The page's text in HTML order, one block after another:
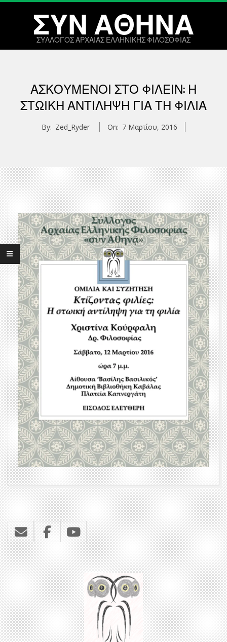
ΣΥΝ ΑΘΗΝΑ
ΣΥΛΛΟΓΟΣ ΑΡΧΑΙΑΣ ΕΛΛΗΝΙΚΗΣ ΦΙΛΟΣΟΦΙΑΣ
ΑΣΚΟΎΜΕΝΟΙ ΣΤΟ ΦΙΛΕΙ͂Ν: Η
ΣΤΩΙΚΉ ΑΝΤΊΛΗΨΗ ΓΙΑ ΤΗ ΦΙΛΊΑ
By: Zed_Ryder On: 7 Μαρτίου, 2016
2016-
03-
07